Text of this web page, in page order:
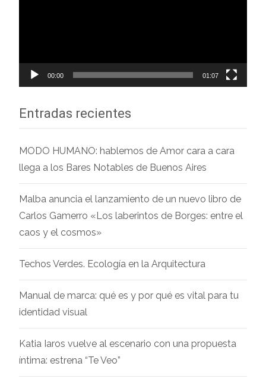
00:00 01:07
Entradas recientes
MODO HUMANO: hablemos de Amor cara a cara
llega a los Bares Notables de Buenos Aires
Malba anuncia el lanzamiento de un nuevo libro de
Carlos Gamerro «Los laberintos de Borges: entre el
caos y el cosmos»
Techos Verdes. Ecología en la Arquitectura
Manual de marca: qué es y por qué es vital para tu
identidad visual
Katia Iaros vuelve al escenario con una propuesta
íntima: estrena “Te Veo”